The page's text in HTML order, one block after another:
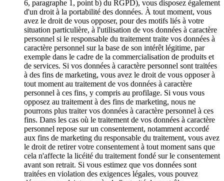
6, paragraphe 1, point b) du RGPD), vous disposez également
d'un droit à la portabilité des données. À tout moment, vous
avez le droit de vous opposer, pour des motifs liés à votre
situation particulière, à l'utilisation de vos données à caractère
personnel si le responsable du traitement traite vos données à
caractère personnel sur la base de son intérêt légitime, par
exemple dans le cadre de la commercialisation de produits et
de services. Si vos données à caractère personnel sont traitées
à des fins de marketing, vous avez le droit de vous opposer à
tout moment au traitement de vos données à caractère
personnel à ces fins, y compris au profilage. Si vous vous
opposez au traitement à des fins de marketing, nous ne
pourrons plus traiter vos données à caractère personnel à ces
fins. Dans les cas où le traitement de vos données à caractère
personnel repose sur un consentement, notamment accordé
aux fins de marketing du responsable du traitement, vous avez
le droit de retirer votre consentement à tout moment sans que
cela n'affecte la licéité du traitement fondé sur le consentement
avant son retrait. Si vous estimez que vos données sont
traitées en violation des exigences légales, vous pouvez